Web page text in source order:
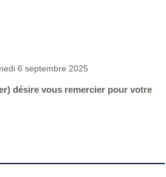
6 septembre 2025
désire vous remercier pour votre